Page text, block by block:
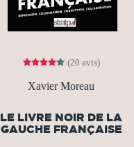
(20 avis)
Xavier Moreau
LE LIVRE NOIR DE LA
GAUCHE FRANÇAISE